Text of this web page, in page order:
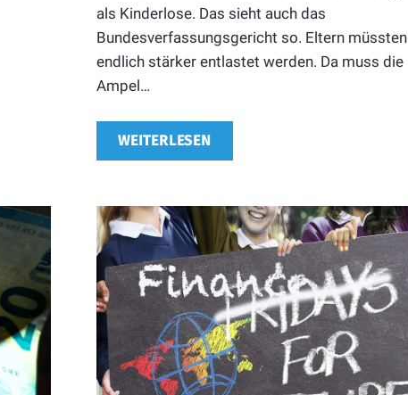
als Kinderlose. Das sieht auch das
Bundesverfassungsgericht so. Eltern müssten
endlich stärker entlastet werden. Da muss die
Ampel…
WEITERLESEN